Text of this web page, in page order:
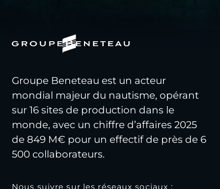
Groupe Beneteau est un acteur
mondial majeur du nautisme, opérant
sur 16 sites de production dans le
monde, avec un chiffre d’affaires 2025
de 849 M€ pour un effectif de près de 6
500 collaborateurs.
Nous suivre sur les réseaux sociaux :